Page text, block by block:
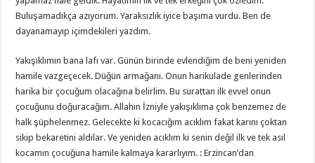
Buluşamadıkça azıyorum. Yaraksızlık iyice başıma vurdu. Ben de
dayanamayıp içimdekileri yazdım.
Yakışıklımın bana lafı var. Günün birinde evlendiğim de beni yeniden
hamile vazgeçecek. Düğün armağanı. Onun harikulade genlerinden
harika bir çocuğum olacağına belirlim. Bu surattan ilk evvel onun
çocuğunu doğuracağım. Allahın İzniyle yakışıklıma çok benzemez de
halk şüphelenmez. Gelecekte ki kocacığım acıklım fakat karını çoktan
sikip bekaretini aldılar. Ve yeniden acıklım ki senin değil ilk ve tek asıl
kocamın çocuğuna hamile kalmaya kararlıyım. : Erzincan’dan